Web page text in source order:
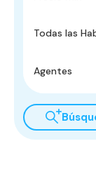
Todas las
Agentes